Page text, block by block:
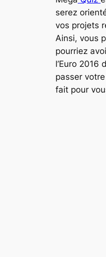
serez
vos projets
Ainsi, vous
pourriez
l’Euro
passer
fait pour